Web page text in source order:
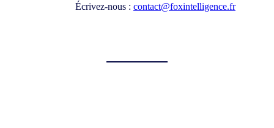
Écrivez-nous : contact@foxintelligence.fr